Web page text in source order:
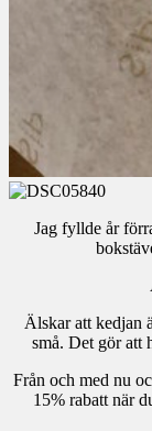
Jag fyllde år
Älskar att kedjan
små. Det gör att
Från och med nu
15% rabatt när